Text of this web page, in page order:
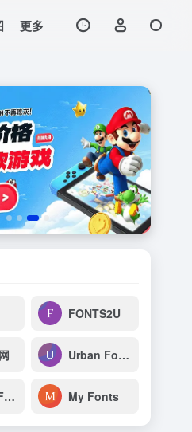
更多
FONTS2U
Urban Fonts
Google Font My Fonts